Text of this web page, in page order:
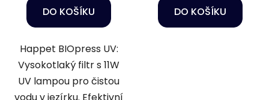
DO KOŠÍKU
Happet BIOpress UV:
Vysokotlaký filtr s 11W
UV lampou pro čistou
DO KOŠÍKU